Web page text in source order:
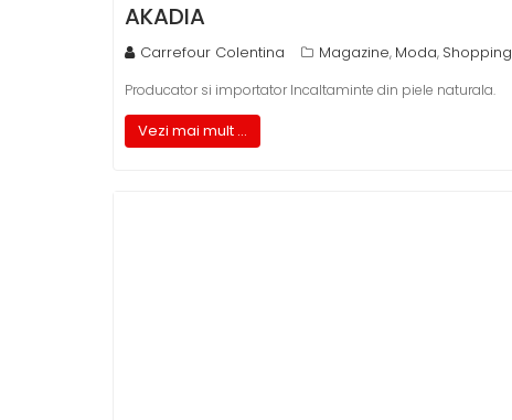
AKADIA
Carrefour Colentina Magazine, Moda, Shopping
Producator si importator Incaltaminte din piele naturala.
Vezi mai mult ...